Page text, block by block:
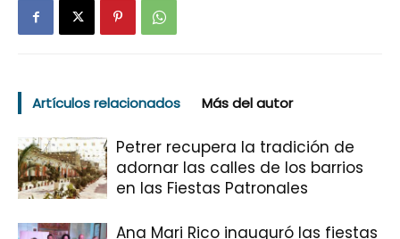
Artículos relacionados Más del autor
Petrer recupera la tradición de
adornar las calles de los barrios
en las Fiestas Patronales
Ana Mari Rico inauguró las fiestas